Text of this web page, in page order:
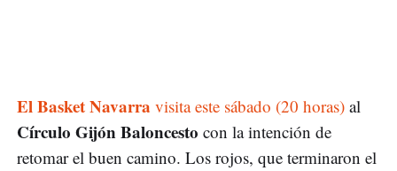
El Basket Navarra visita este sábado (20 horas) al
Círculo Gijón Baloncesto con la intención de
retomar el buen camino. Los rojos, que terminaron el